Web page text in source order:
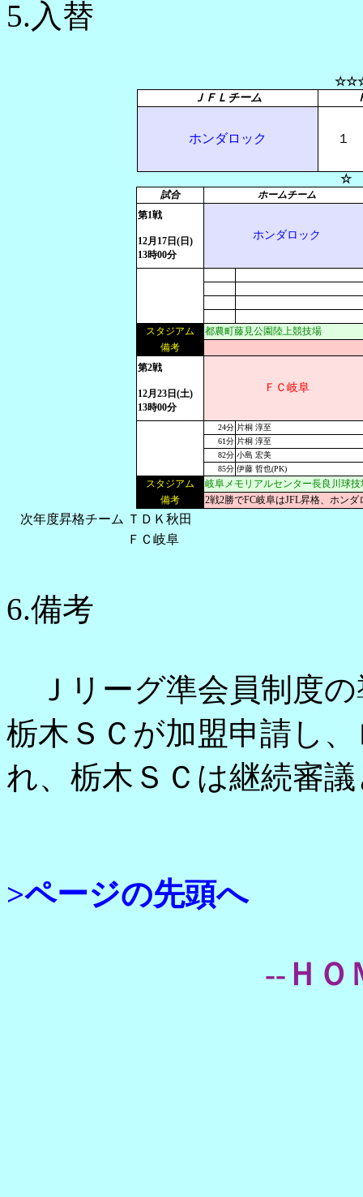
5.入替
ＪＦＬチーム
ホンダロック １
☆
試合
ホームチーム
第1戦
12月17日(日)
13時00分
ホンダロック
スタジアム
都農町藤見公園陸上競技場
備考
第2戦
12月23日(土)
13時00分
ＦＣ岐阜
24分 片桐 淳至
61分 片桐 淳至
82分 小島 宏美
85分 伊藤 哲也(PK)
スタジアム
岐阜メモリアルセンター長良川球技
備考
2戦2勝でFC岐阜はJFL昇格、ホン
次年度昇格チーム ＴＤＫ秋田
ＦＣ岐阜
6.備考
Ｊリーグ準会員制度
栃木ＳＣが加盟申請し
れ、栃木ＳＣは継続審
>ページの先頭へ
--ＨＯ